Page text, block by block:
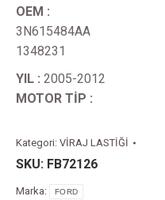
OEM :
3N615484AA
1348231
YIL : 2005-2012
MOTOR TİP :
Kategori: VİRAJ LASTİĞİ
SKU: FB72126
Marka: FORD